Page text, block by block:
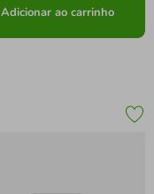
Adicionar ao carrinho